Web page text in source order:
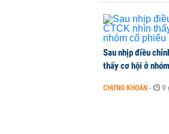
Sau nhịp điều
thấy cơ hội ở
CHỨNG KHOÁN - 9